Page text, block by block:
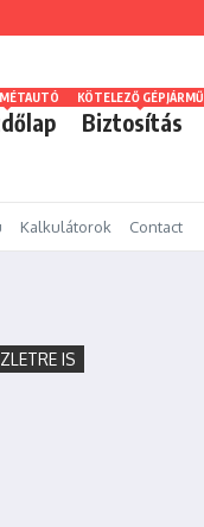
Biztosítás
KÖTELEZŐ GÉPJÁRMŰ
Kalkulátorok Contact
IS